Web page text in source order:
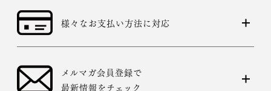
様々なお支払い方法に対応
メルマガ会員登録で
最新情報をチェック